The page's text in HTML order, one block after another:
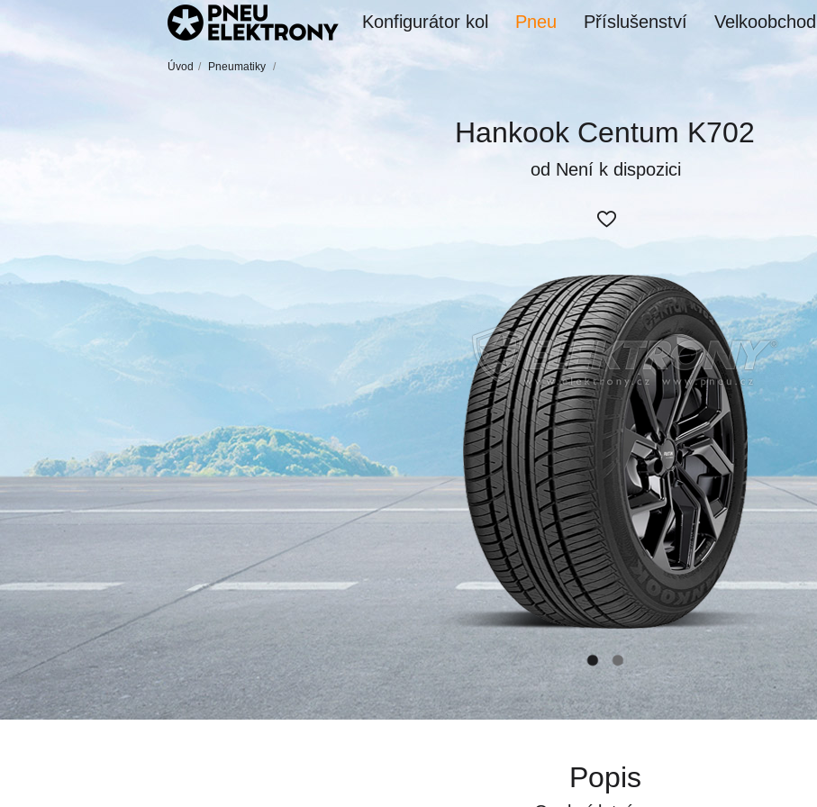
Velkoobchod
Příslušenství
Pneu
Konfigurátor kol
Úvod / Pneumatiky /
Hankook Centum K702
od Není k dispozici
Popis